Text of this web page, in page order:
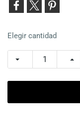
Elegir cantidad